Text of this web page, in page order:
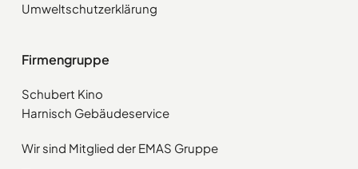
Umweltschutzerklärung
Firmengruppe
Schubert Kino
Harnisch Gebäudeservice
Wir sind Mitglied der EMAS Gruppe